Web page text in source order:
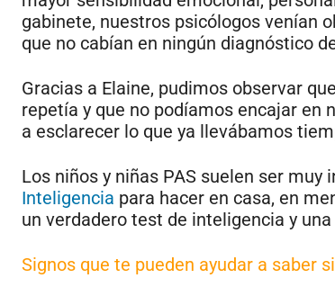
gabinete, nuestros psicólogos venían
que no cabían en ningún diagnóstico
Gracias a Elaine, pudimos observar
repetía y que no podíamos encajar en
a esclarecer lo que ya llevábamos
Los niños y niñas PAS suelen ser muy
Inteligencia para hacer en casa, en
un verdadero test de inteligencia y
Signos que te pueden ayudar a saber